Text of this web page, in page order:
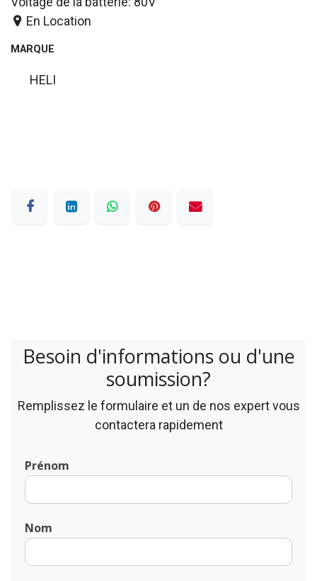
En Location
MARQUE
HELI
Besoin d'informations ou d'une
soumission?
Remplissez le formulaire et un de nos expert vous
contactera rapidement
Prénom
Nom